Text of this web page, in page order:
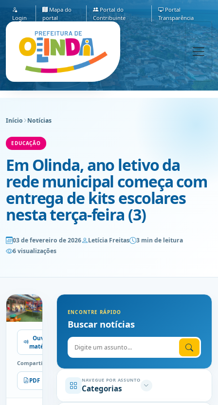
Login
Mapa do
portal
Portal do
Contribuinte
Portal
Transparência
Início Notícias
EDUCAÇÃO
Em Olinda, ano letivo da
rede municipal começa com
entrega de kits escolares
nesta terça-feira (3)
03 de fevereiro de 2026 Letícia Freitas
3 min de leitura
6 visualizações
Ouvir
matéria
Compartilhe
PDF Imprimir
ENCONTRE RÁPIDO
Buscar notícias
Digite o assunto
NAVEGUE POR ASSUNTO
Categorias